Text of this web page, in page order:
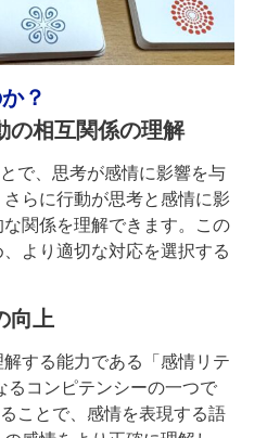
？
の相互関係の理解
で、思考が感情に影響を与
らに行動が思考と感情に影
関係を理解できます。この
より適切な対応を選択する
向上
する能力である「感情リテ
るコンピテンシーの一つで
ことで、感情を表現する語